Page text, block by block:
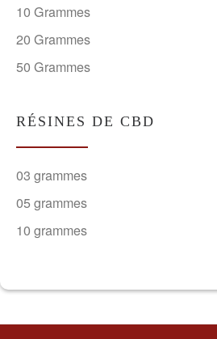
10 Grammes
20 Grammes
50 Grammes
RÉSINES DE CBD
03 grammes
05 grammes
10 grammes